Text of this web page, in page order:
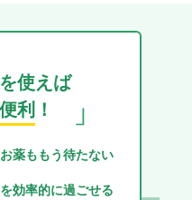
使えば
便利 ！
薬ももう待たない
効率的に過ごせる